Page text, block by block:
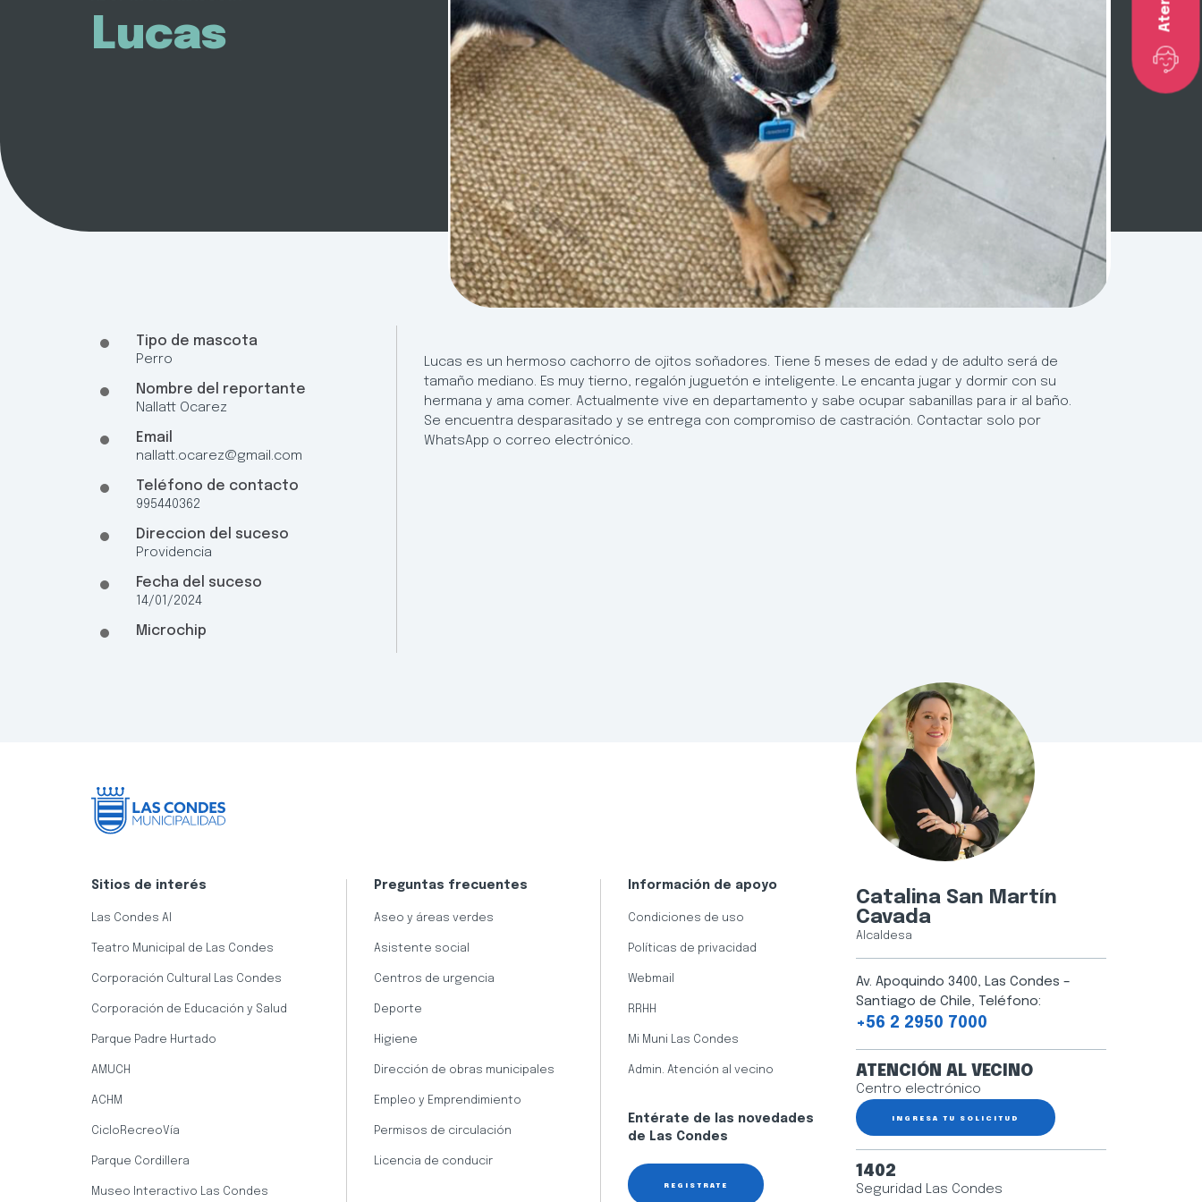
Lucas
Tipo de mascota
Perro
Nombre del reportante
Nallatt Ocarez
Email
nallatt.ocarez@gmail.com
Teléfono de contacto
995440362
Direccion del suceso
Providencia
Fecha del suceso
14/01/2024
Microchip
Lucas es un hermoso cachorro de ojitos soñadores. Tiene 5 meses de edad y de adulto será de
tamaño mediano. Es muy tierno, regalón juguetón e inteligente. Le encanta jugar y dormir con su
hermana y ama comer. Actualmente vive en departamento y sabe ocupar sabanillas para ir al baño.
Se encuentra desparasitado y se entrega con compromiso de castración. Contactar solo por
WhatsApp o correo electrónico.
Sitios de interés
Las Condes AI
Teatro Municipal de Las Condes
Corporación Cultural Las Condes
Corporación de Educación y Salud
Parque Padre Hurtado
AMUCH
ACHM
CicloRecreoVía
Parque Cordillera
Museo Interactivo Las Condes
Preguntas frecuentes
Aseo y áreas verdes
Asistente social
Centros de urgencia
Deporte
Higiene
Dirección de obras municipales
Empleo y Emprendimiento
Permisos de circulación
Licencia de conducir
Información de apoyo
Condiciones de uso
Políticas de privacidad
Webmail
RRHH
Mi Muni Las Condes
Admin. Atención al vecino
Entérate de las novedades
de Las Condes
REGÍSTRATE
Catalina San Martín
Cavada
Alcaldesa
Av. Apoquindo 3400, Las Condes –
Santiago de Chile, Teléfono:
+56 2 2950 7000
ATENCIÓN AL VECINO
Centro electrónico
INGRESA TU SOLICITUD
1402
Seguridad Las Condes